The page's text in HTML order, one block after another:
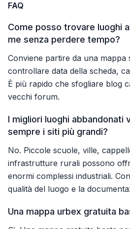
FAQ
Come posso trovare luoghi
me senza perdere tempo?
Conviene partire da una mappa
controllare data della scheda,
È più rapido che sfogliare blog
vecchi forum.
I migliori luoghi abbandonati
sempre i siti più grandi?
No. Piccole scuole, ville,
infrastrutture rurali possono
enormi complessi industriali.
qualità del luogo e la
Una mappa urbex gratuita